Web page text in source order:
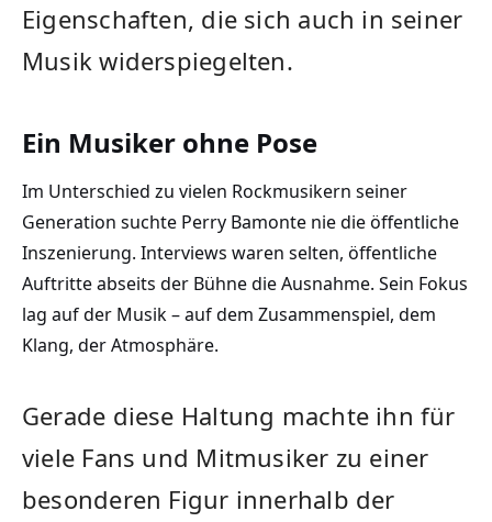
Eigenschaften, die sich auch in seiner
Musik widerspiegelten.
Ein Musiker ohne Pose
Im Unterschied zu vielen Rockmusikern seiner
Generation suchte Perry Bamonte nie die öffentliche
Inszenierung. Interviews waren selten, öffentliche
Auftritte abseits der Bühne die Ausnahme. Sein Fokus
lag auf der Musik – auf dem Zusammenspiel, dem
Klang, der Atmosphäre.
Gerade diese Haltung machte ihn für
viele Fans und Mitmusiker zu einer
besonderen Figur innerhalb der